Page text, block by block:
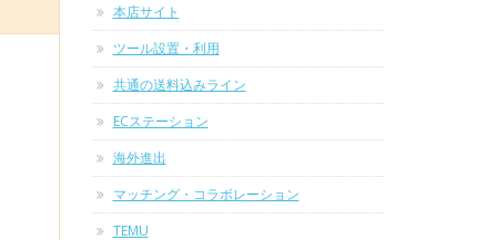
本店サイト
ツール設置・利用
共通の送料込みライン
ECステーション
海外進出
マッチング・コラボレーション
TEMU